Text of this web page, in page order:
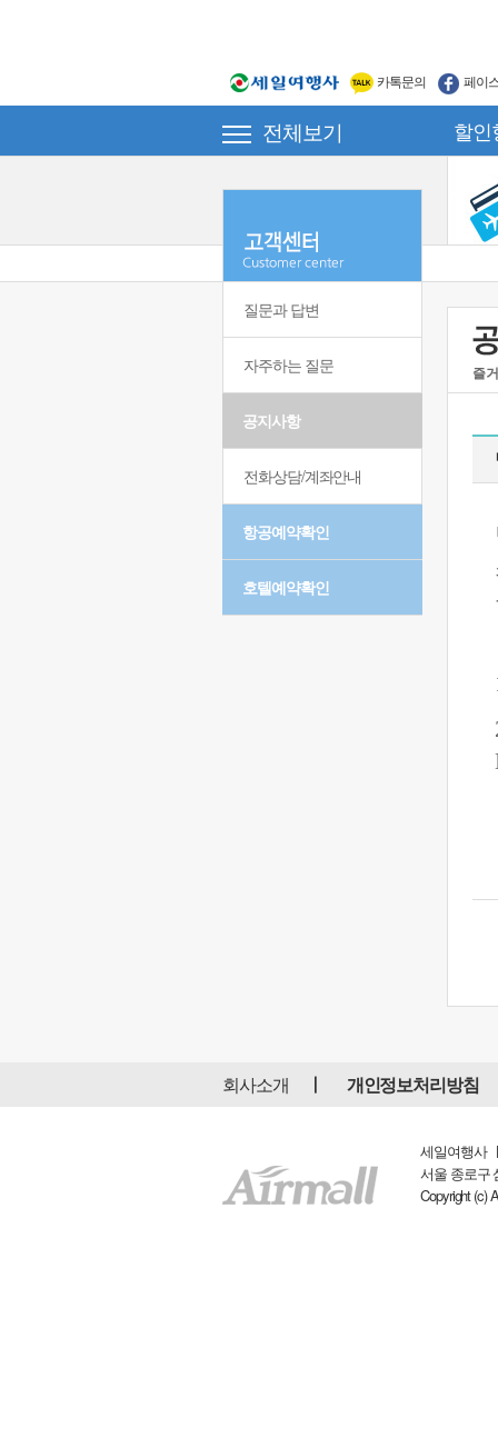
카톡문의 페이
전체보기 할인
질문과 답변
자주하는 질문
공지사항
전화상담/계좌안내
항공예약확인
호텔예약확인
즐
회사소개 개인정보처리방침
세일여행사
서울 종로구
Copyright (c)